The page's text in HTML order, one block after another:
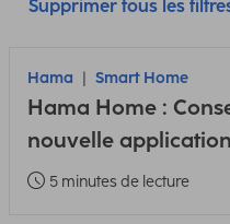
Supprimer tous les
Hama Smart Home
Hama Home :
nouvelle application
5 minutes de lecture